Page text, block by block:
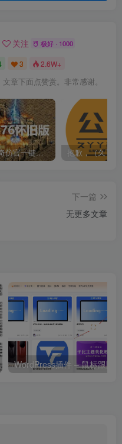
关注 极好 · 1000
3 2.6W+
章下面点赞赏。非常感谢。
1.76传奇仿官一键启动无后台和辅助究极肝传奇
下一篇
无更多文章